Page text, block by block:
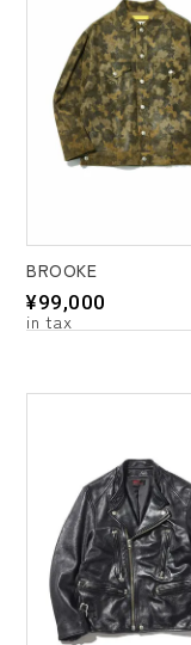
BROOKE
¥99,000